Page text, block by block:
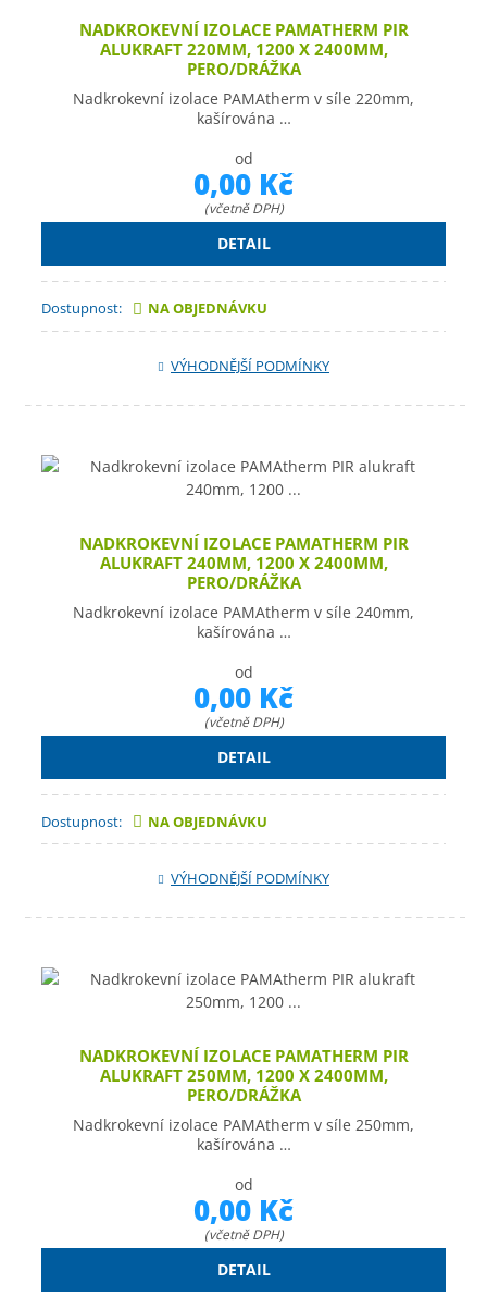
NADKROKEVNÍ IZOLACE PAMATHERM PIR
ALUKRAFT 220MM, 1200 X 2400MM,
PERO/DRÁŽKA
Nadkrokevní izolace PAMAtherm v síle 220mm,
kašírována …
od
0,00 Kč
(včetně DPH)
DETAIL
Dostupnost: NA OBJEDNÁVKU
VÝHODNĚJŠÍ PODMÍNKY
NADKROKEVNÍ IZOLACE PAMATHERM PIR
ALUKRAFT 240MM, 1200 X 2400MM,
PERO/DRÁŽKA
Nadkrokevní izolace PAMAtherm v síle 240mm,
kašírována …
od
0,00 Kč
(včetně DPH)
DETAIL
Dostupnost: NA OBJEDNÁVKU
VÝHODNĚJŠÍ PODMÍNKY
NADKROKEVNÍ IZOLACE PAMATHERM PIR
ALUKRAFT 250MM, 1200 X 2400MM,
PERO/DRÁŽKA
Nadkrokevní izolace PAMAtherm v síle 250mm,
kašírována …
od
0,00 Kč
(včetně DPH)
DETAIL